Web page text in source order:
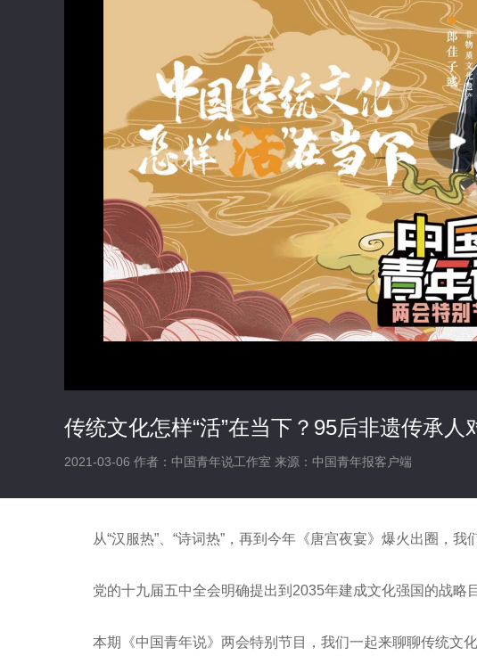
传统文化怎样“活”在当下？95后非遗传承
2021-03-06 作者：中国青年说工作室 来源：中国青年报客户端
从“汉服热”、“诗词热”，再到今年《唐宫夜宴》爆火出圈，
党的十九届五中全会明确提出到2035年建成文化强国的战
本期《中国青年说》两会特别节目，我们一起来聊聊传统文化